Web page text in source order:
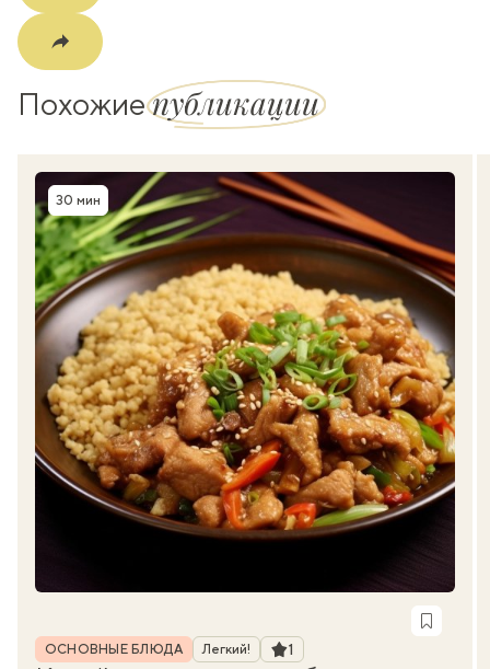
Похожиепубликации
Время приготовления
30 мин
Рубрика
ОСНОВНЫЕ БЛЮДА Легкий! Рейтинг
1